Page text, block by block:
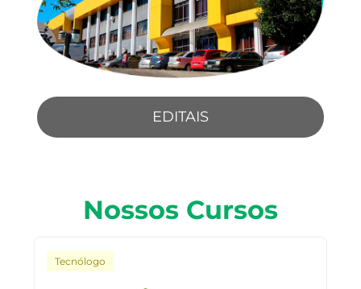
EDITAIS
Nossos Cursos
Tecnólogo